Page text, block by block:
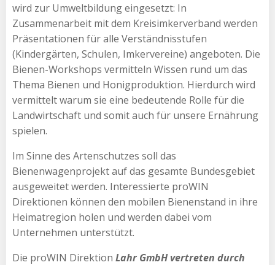
wird zur Umweltbildung eingesetzt: In
Zusammenarbeit mit dem Kreisimkerverband werden
Präsentationen für alle Verständnisstufen
(Kindergärten, Schulen, Imkervereine) angeboten. Die
Bienen-Workshops vermitteln Wissen rund um das
Thema Bienen und Honigproduktion. Hierdurch wird
vermittelt warum sie eine bedeutende Rolle für die
Landwirtschaft und somit auch für unsere Ernährung
spielen.
Im Sinne des Artenschutzes soll das
Bienenwagenprojekt auf das gesamte Bundesgebiet
ausgeweitet werden. Interessierte proWIN
Direktionen können den mobilen Bienenstand in ihre
Heimatregion holen und werden dabei vom
Unternehmen unterstützt.
Die proWIN Direktion Lahr GmbH vertreten durch